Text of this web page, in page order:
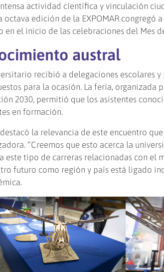
actividad científica y vinculación
octava edición de la EXPOMAR congregó
en el inicio de las celebraciones del Mes
austral
recibió a delegaciones escolares
para la ocasión. La feria, organizada
2030, permitió que los asistentes
en formación.
la relevancia de este encuentro
“Creemos que esto acerca la
este tipo de carreras relacionadas con el
futuro como región y país está ligado